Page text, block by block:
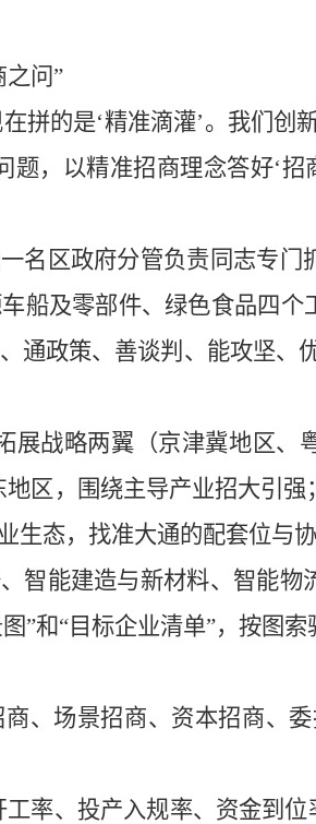
之问”
拼的是‘精准滴灌’。我们创
，以精准招商理念答好‘招
名区政府分管负责同志专
船及零部件、绿色食品四个
通政策、善谈判、能攻坚、
展战略两翼（京津冀地区、
区，围绕主导产业招大引
生态，找准大通的配套位与
智能建造与新材料、智能
”和“目标企业清单”，按图
、场景招商、资本招商、
率、投产入规率、资金到